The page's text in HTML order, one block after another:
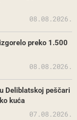
08.08.2026.
preko 1.500
08.08.2026.
Deliblatskoj peščari
kuća
07.08.2026.